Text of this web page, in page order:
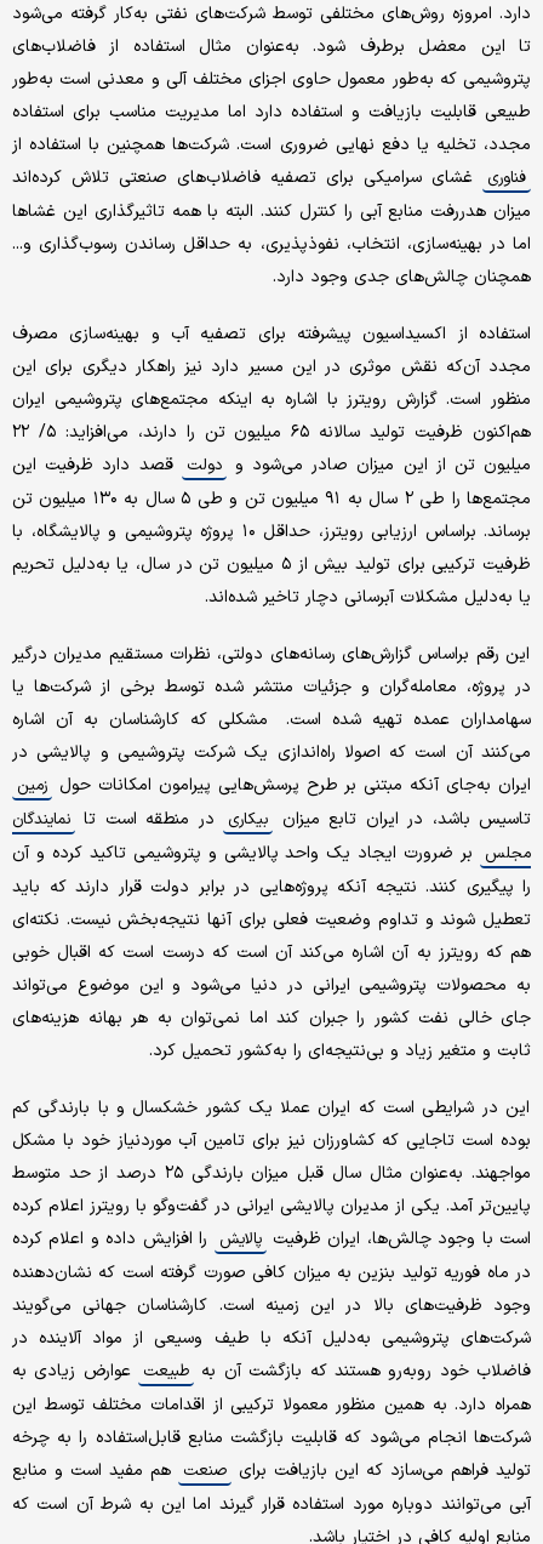
دارد. امروزه روش‌های مختلفی توسط شرکت‌های نفتی به‌کار گرفته می‌شود
تا این معضل برطرف شود. به‌عنوان مثال استفاده از فاضلاب‌های
پتروشیمی که به‌طور معمول حاوی اجزای مختلف آلی و معدنی است به‌طور
طبیعی قابلیت بازیافت و استفاده دارد اما مدیریت مناسب برای استفاده
مجدد، تخلیه یا دفع نهایی ضروری است. شرکت‌ها همچنین با استفاده از
فناوری
غشای سرامیکی برای تصفیه فاضلاب‌های صنعتی تلاش کرده‌اند
میزان هدررفت منابع آبی را کنترل کنند. البته با همه تاثیرگذاری این غشاها
اما در بهینه‌سازی، انتخاب، نفوذپذیری، به حداقل رساندن رسوب‌گذاری و...
همچنان چالش‌های جدی وجود دارد.
استفاده از اکسیداسیون پیشرفته برای تصفیه آب و بهینه‌سازی مصرف
مجدد آن‌که نقش موثری در این مسیر دارد نیز راهکار دیگری برای این
منظور است. گزارش رویترز با اشاره به اینکه مجتمع‌های پتروشیمی ایران
هم‌اکنون ظرفیت تولید سالانه ۶۵ میلیون تن را دارند، می‌افزاید: ۵/ ۲۲
میلیون تن از این میزان صادر می‌شود و
دولت قصد دارد ظرفیت این
مجتمع‌ها را طی ۲ سال به ۹۱ میلیون تن و طی ۵ سال به ۱۳۰ میلیون تن
برساند. براساس ارزیابی رویترز، حداقل ۱۰ پروژه پتروشیمی و پالایشگاه، با
ظرفیت ترکیبی برای تولید بیش از ۵ میلیون تن در سال، یا به‌دلیل تحریم
یا به‌دلیل مشکلات آبرسانی دچار تاخیر شده‌اند.
این رقم براساس گزارش‌های رسانه‌های دولتی، نظرات مستقیم مدیران درگیر
در پروژه، معامله‌گران و جزئیات منتشر شده توسط برخی از شرکت‌ها یا
سهامداران عمده تهیه شده است. مشکلی که کارشناسان به آن اشاره
می‌کنند آن است که اصولا راه‌اندازی یک شرکت پتروشیمی و پالایشی در
ایران به‌جای آنکه مبتنی بر طرح پرسش‌هایی پیرامون امکانات حول زمین
تاسیس باشد، در ایران تابع میزان بیکاری در منطقه است تا نمایندگان
مجلس بر ضرورت ایجاد یک واحد پالایشی و پتروشیمی تاکید کرده و آن
را پیگیری کنند. نتیجه آنکه پروژه‌هایی در برابر دولت قرار دارند که باید
تعطیل شوند و تداوم وضعیت فعلی برای آنها نتیجه‌بخش نیست. نکته‌ای
هم که رویترز به آن اشاره می‌کند آن است که درست است که اقبال خوبی
به محصولات پتروشیمی ایرانی در دنیا می‌شود و این موضوع می‌تواند
جای خالی نفت کشور را جبران کند اما نمی‌توان به هر بهانه هزینه‌های
ثابت و متغیر زیاد و بی‌نتیجه‌ای را به‌کشور تحمیل کرد.
این در شرایطی است که ایران عملا یک کشور خشکسال و با بارندگی کم
بوده است تاجایی که کشاورزان نیز برای تامین آب موردنیاز خود با مشکل
مواجهند. به‌عنوان مثال سال قبل میزان بارندگی ۲۵ درصد از حد متوسط
پایین‌تر آمد. یکی از مدیران پالایشی ایرانی در گفت‌وگو با رویترز اعلام کرده
است با وجود چالش‌ها، ایران ظرفیت پالایش را افزایش داده و اعلام کرده
در ماه فوریه تولید بنزین به میزان کافی صورت گرفته است که نشان‌دهنده
وجود ظرفیت‌های بالا در این زمینه است. کارشناسان جهانی می‌گویند
شرکت‌های پتروشیمی به‌دلیل آنکه با طیف وسیعی از مواد آلاینده در
فاضلاب خود روبه‌رو هستند که بازگشت آن به طبیعت عوارض زیادی به
همراه دارد. به همین منظور معمولا ترکیبی از اقدامات مختلف توسط این
شرکت‌ها انجام می‌شود که قابلیت بازگشت منابع قابل‌استفاده را به چرخه
تولید فراهم می‌سازد که این بازیافت برای صنعت هم مفید است و منابع
آبی می‌توانند دوباره مورد استفاده قرار گیرند اما این به شرط آن است که
منابع اولیه کافی در اختیار باشد.